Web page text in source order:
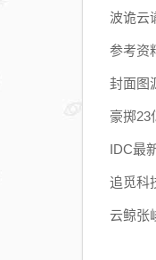
波诡云
参考资
封面图
豪掷23
IDC最
追觅科
云鲸张